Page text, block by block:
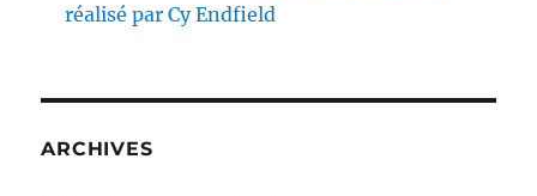
réalisé par Cy Endfield
ARCHIVES